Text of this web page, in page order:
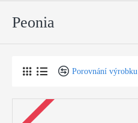
Peonia
Porovnání výrobku